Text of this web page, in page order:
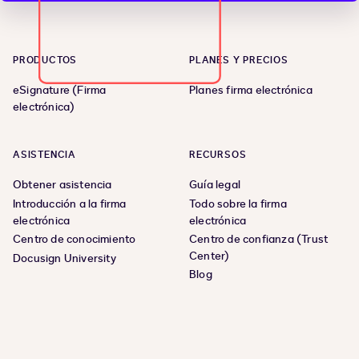
PRODUCTOS
eSignature (Firma
electrónica)
PLANES Y PRECIOS
Planes firma electrónica
ASISTENCIA
Obtener asistencia
Introducción a la firma
electrónica
Centro de conocimiento
Docusign University
RECURSOS
Guía legal
Todo sobre la firma
electrónica
Centro de confianza (Trust
Center)
Blog